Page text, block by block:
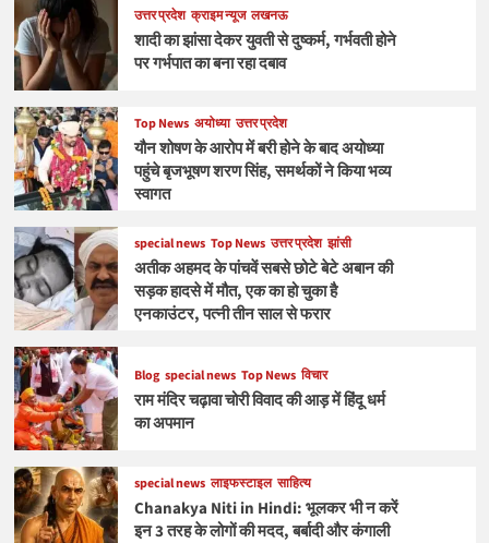
उत्तर प्रदेश क्राइम न्यूज लखनऊ
शादी का झांसा देकर युवती से दुष्कर्म, गर्भवती होने
पर गर्भपात का बना रहा दबाव
Top News अयोध्या उत्तर प्रदेश
यौन शोषण के आरोप में बरी होने के बाद अयोध्या
पहुंचे बृजभूषण शरण सिंह, समर्थकों ने किया भव्य
स्वागत
special news Top News उत्तर प्रदेश झांसी
अतीक अहमद के पांचवें सबसे छोटे बेटे अबान की
सड़क हादसे में मौत, एक का हो चुका है
एनकाउंटर, पत्नी तीन साल से फरार
Blog special news Top News विचार
राम मंदिर चढ़ावा चोरी विवाद की आड़ में हिंदू धर्म
का अपमान
special news लाइफस्टाइल साहित्य
Chanakya Niti in Hindi: भूलकर भी न करें
इन 3 तरह के लोगों की मदद, बर्बादी और कंगाली